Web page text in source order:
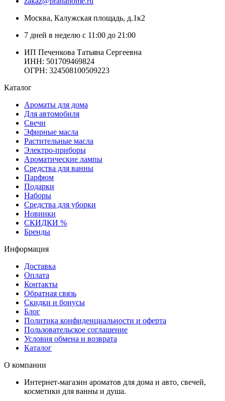
Москва, Калужская площадь, д.1к2
7 дней в неделю с 11:00 до 21:00
ИП Печенкова Татьяна Сергеевна
ИНН: 501709469824
ОГРН: 324508100509223
Каталог
Ароматы для дома
Для автомобиля
Свечи
Эфирные масла
Растительные масла
Электро-приборы
Ароматические лампы
Средства для ванны
Парфюм
Подарки
Наборы
Средства для уборки
Новинки
СКИДКИ %
Бренды
Информация
Доставка
Оплата
Контакты
Обратная связь
Скидки и бонусы
Блог
Политика конфиденциальности и оферта
Пользовательское соглашение
Условия обмена и возврата
Каталог
О компании
Интернет-магазин ароматов для дома и авто, свечей,
косметики для ванны и душа.